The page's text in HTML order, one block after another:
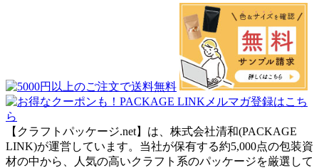
【クラフトパッケージ.net】は、株式会社清和(PACKAGE
LINK)が運営しています。当社が保有する約5,000点の包装資
材の中から、人気の高いクラフト系のパッケージを厳選して